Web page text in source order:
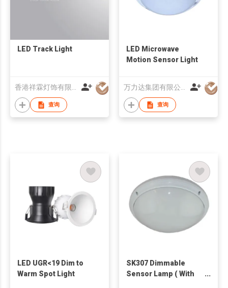
LED Track Light
查询
LED Microwave
Motion Sensor Light
查询
LED UGR<19 Dim to
Warm Spot Light
SK307 Dimmable
Sensor Lamp ( With